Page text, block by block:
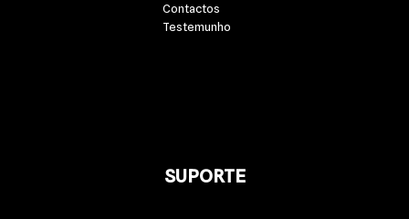
Contactos
Testemunho
SUPORTE